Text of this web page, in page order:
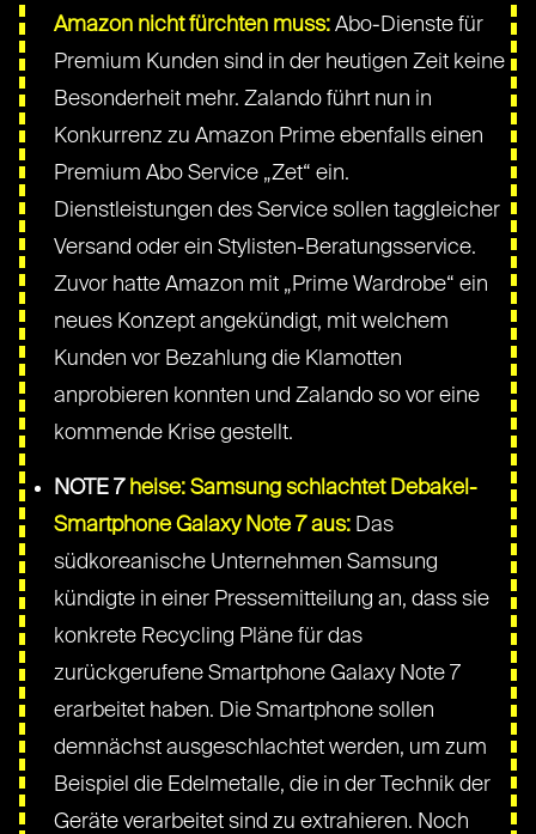
Amazon nicht fürchten muss: Abo-Dienste für
Premium Kunden sind in der heutigen Zeit keine
Besonderheit mehr. Zalando führt nun in
Konkurrenz zu Amazon Prime ebenfalls einen
Premium Abo Service „Zet“ ein.
Dienstleistungen des Service sollen taggleicher
Versand oder ein Stylisten-Beratungsservice.
Zuvor hatte Amazon mit „Prime Wardrobe“ ein
neues Konzept angekündigt, mit welchem
Kunden vor Bezahlung die Klamotten
anprobieren konnten und Zalando so vor eine
kommende Krise gestellt.
NOTE 7 heise: Samsung schlachtet Debakel-
Smartphone Galaxy Note 7 aus: Das
südkoreanische Unternehmen Samsung
kündigte in einer Pressemitteilung an, dass sie
konkrete Recycling Pläne für das
zurückgerufene Smartphone Galaxy Note 7
erarbeitet haben. Die Smartphone sollen
demnächst ausgeschlachtet werden, um zum
Beispiel die Edelmetalle, die in der Technik der
Geräte verarbeitet sind zu extrahieren. Noch